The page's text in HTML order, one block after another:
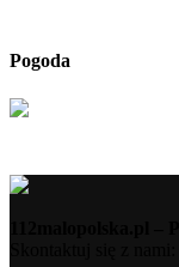
Pogoda